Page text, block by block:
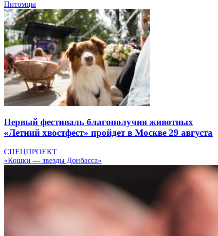
Питомцы
Первый фестиваль благополучия животных
«Летний хвостфест» пройдет в Москве 29 августа
СПЕЦПРОЕКТ
«Кошки — звезды Донбасса»